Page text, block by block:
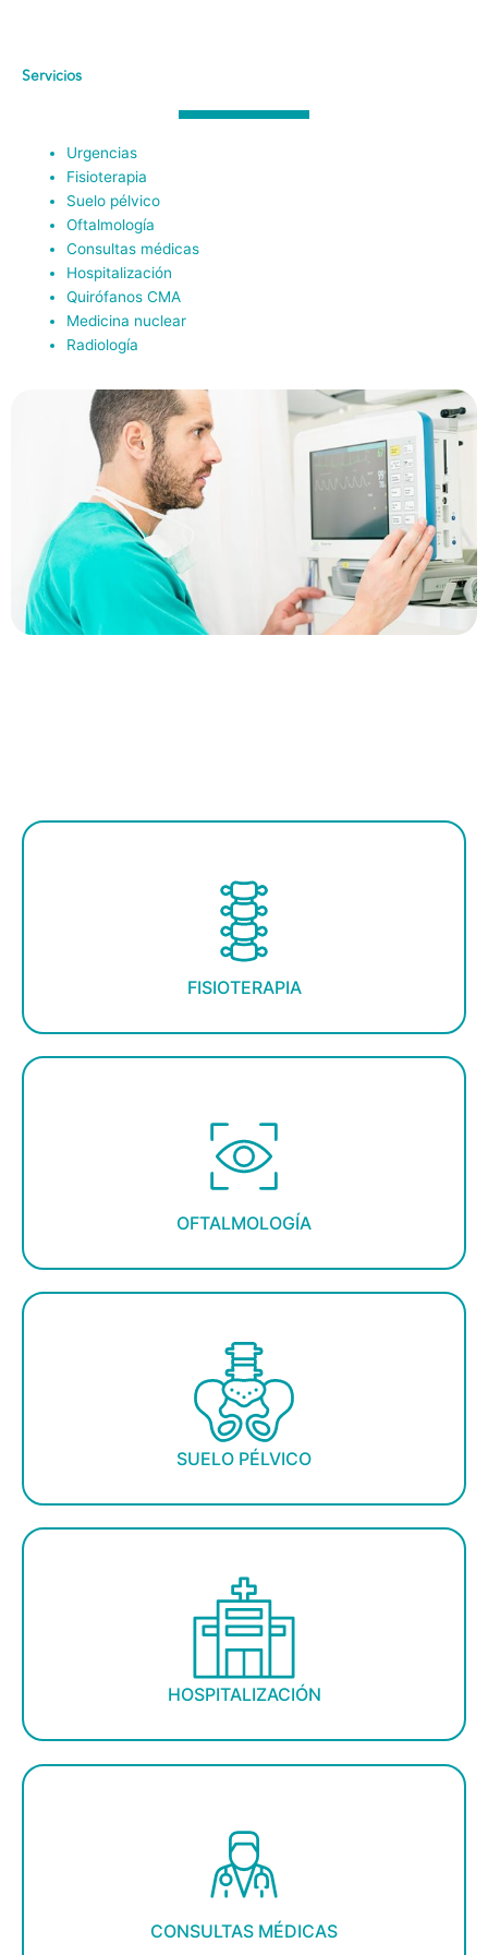
Servicios
Urgencias
Fisioterapia
Suelo pélvico
Oftalmología
Consultas médicas
Hospitalización
Quirófanos CMA
Medicina nuclear
Radiología
FISIOTERAPIA
OFTALMOLOGÍA
SUELO PÉLVICO
HOSPITALIZACIÓN
CONSULTAS MÉDICAS